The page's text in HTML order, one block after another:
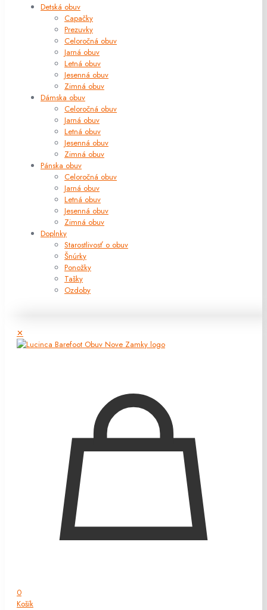
Detská obuv
Capačky
Prezuvky
Celoročná obuv
Jarná obuv
Letná obuv
Jesenná obuv
Zimná obuv
Dámska obuv
Celoročná obuv
Jarná obuv
Letná obuv
Jesenná obuv
Zimná obuv
Pánska obuv
Celoročná obuv
Jarná obuv
Letná obuv
Jesenná obuv
Zimná obuv
Doplnky
Starostlivosť o obuv
Šnúrky
Ponožky
Tašky
Ozdoby
✕
0
Košík